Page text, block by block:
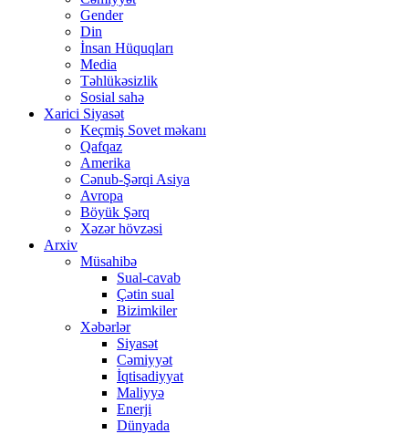
Gender
Din
İnsan Hüquqları
Media
Təhlükəsizlik
Sosial sahə
Xarici Siyasət
Keçmiş Sovet məkanı
Qafqaz
Amerika
Cənub-Şərqi Asiya
Avropa
Böyük Şərq
Xəzər hövzəsi
Arxiv
Müsahibə
Sual-cavab
Çətin sual
Bizimkiler
Xəbərlər
Siyasət
Cəmiyyət
İqtisadiyyat
Maliyyə
Enerji
Dünyada